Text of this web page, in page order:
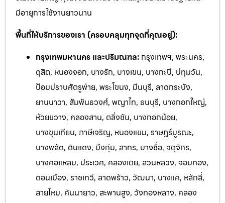
มีอายุการใช้งานยาวนาน
พื้นที่ให้บริการของเรา (ครอบคลุมทุกจุดที่คุณอยู่):
กรุงเทพมหานคร และปริมณฑล: กรุงเทพฯ, พระนคร,
ดุสิต, หนองจอก, บางรัก, บางเขน, บางกะปิ, ปทุมวัน,
ป้อมปราบศัตรูพ่าย, พระโขนง, มีนบุรี, ลาดกระบัง,
ยานนาวา, สัมพันธวงศ์, พญาไท, ธนบุรี, บางกอกใหญ่,
ห้วยขวาง, คลองสาน, ตลิ่งชัน, บางกอกน้อย,
บางขุนเทียน, ภาษีเจริญ, หนองแขม, ราษฎร์บูรณะ,
บางพลัด, ดินแดง, บึงกุ่ม, สาทร, บางซื่อ, จตุจักร,
บางคอแหลม, ประเวศ, คลองเตย, สวนหลวง, จอมทอง,
ดอนเมือง, ราชเทวี, ลาดพร้าว, วัฒนา, บางแค, หลักสี่,
สายไหม, คันนายาว, สะพานสูง, วังทองหลาง, คลอง